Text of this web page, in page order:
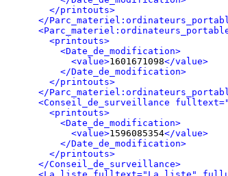
</printouts>
</
<printouts>
<Date_de_modification>
<value>1601671098</value>
</Date_de_modification>
</printouts>
</
<Conseil_de_surveillance
<printouts>
<Date_de_modification>
<value>1596085354</value>
</Date_de_modification>
</printouts>
</Conseil_de_surveillance>